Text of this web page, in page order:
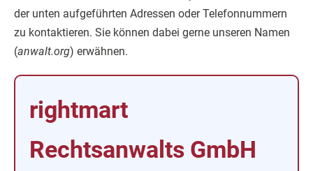
der unten aufgeführten Adressen oder Telefonnummern
zu kontaktieren. Sie können dabei gerne unseren Namen
(anwalt.org) erwähnen.
rightmart
Rechtsanwalts GmbH